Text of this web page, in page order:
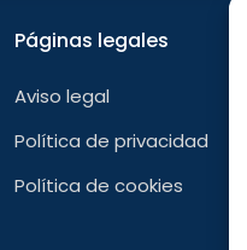
Páginas legales
Aviso legal
Política de privacidad
Política de cookies